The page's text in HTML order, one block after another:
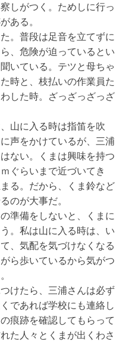
しがつく。ためしに行っ
ある。
。普段は足音を立てずに
、危険が迫っているとい
いている。テツと母ちゃ
時と、枝払いの作業員た
した時。ざっざっざっざ
山に入る時は指笛を吹
声をかけているが、三浦
ない。くまは興味を持つ
ぐらいまで近づいてき
る。だから、くま鈴など
のが大事だ。
準備をしないと、くまに
。私は山に入る時は、い
、気配を気づけなくなる
ら歩いているから気がつ
けたら、三浦さんは必ず
であれば学校にも連絡し
痕跡を確認してもらって
た人々とくまが出くわさ